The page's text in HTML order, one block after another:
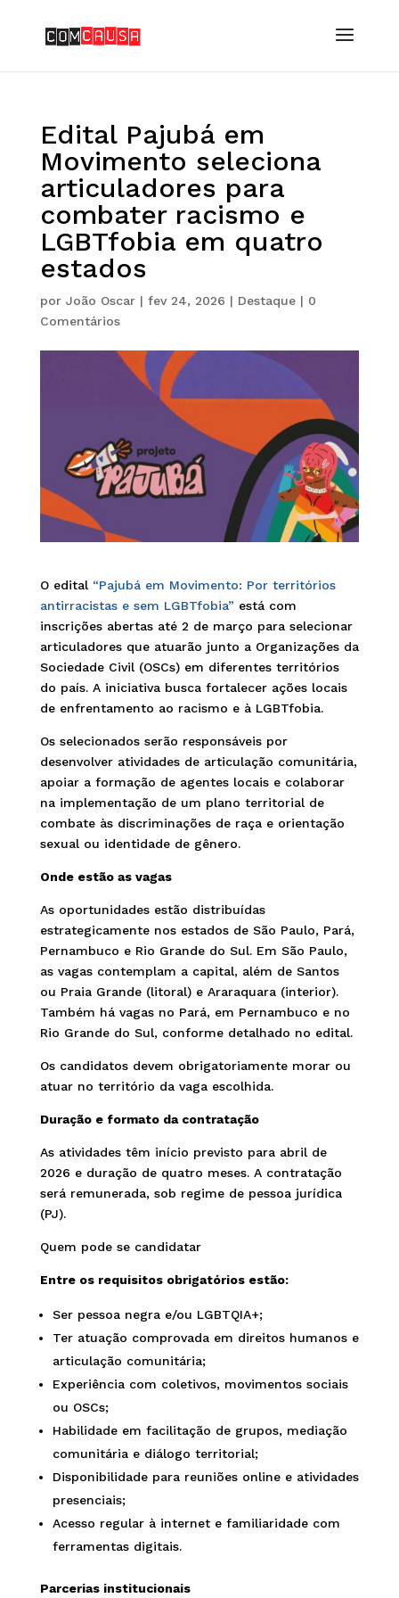
Edital Pajubá em
Movimento seleciona
articuladores para
combater racismo e
LGBTfobia em quatro
estados
por João Oscar| fev 24, 2026 | Destaque| 0
Comentários
O edital“Pajubá em Movimento: Por territórios
antirracistas e sem LGBTfobia” está com
inscrições abertas até 2 de março para selecionar
articuladores que atuarão junto a Organizações da
Sociedade Civil (OSCs) em diferentes territórios
do país. A iniciativa busca fortalecer ações locais
de enfrentamento ao racismo e à LGBTfobia.
Os selecionados serão responsáveis por
desenvolver atividades de articulação comunitária,
apoiar a formação de agentes locais e colaborar
na implementação de um plano territorial de
combate às discriminações de raça e orientação
sexual ou identidade de gênero.
Onde estão as vagas
As oportunidades estão distribuídas
estrategicamente nos estados de São Paulo, Pará,
Pernambuco e Rio Grande do Sul. Em São Paulo,
as vagas contemplam a capital, além de Santos
ou Praia Grande (litoral) e Araraquara (interior).
Também há vagas no Pará, em Pernambuco e no
Rio Grande do Sul, conforme detalhado no edital.
Os candidatos devem obrigatoriamente morar ou
atuar no território da vaga escolhida.
Duração e formato da contratação
As atividades têm início previsto para abril de
2026 e duração de quatro meses. A contratação
será remunerada, sob regime de pessoa jurídica
(PJ).
Quem pode se candidatar
Entre os requisitos obrigatórios estão:
Ser pessoa negra e/ou LGBTQIA+;
Ter atuação comprovada em direitos humanos e
articulação comunitária;
Experiência com coletivos, movimentos sociais
ou OSCs;
Habilidade em facilitação de grupos, mediação
comunitária e diálogo territorial;
Disponibilidade para reuniões online e atividades
presenciais;
Acesso regular à internet e familiaridade com
ferramentas digitais.
Parcerias institucionais